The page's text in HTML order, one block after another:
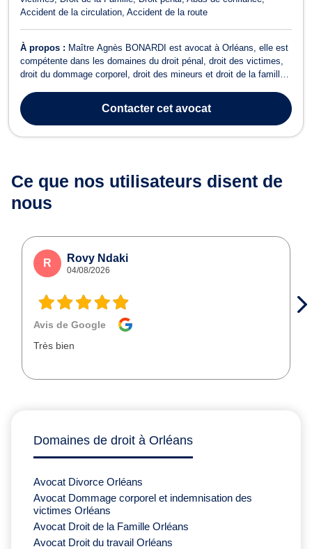
Accident de la circulation Accident de la route
À propos : Maître Agnès BONARDI est avocat à Orléans, elle est
compétente dans les domaines du droit pénal, droit des victimes,
droit du dommage corporel, droit des mineurs et droit de la famille.
pénales pour toutes procédures criminelles ou correctionnelles et
intervient ...
Contactercet avocat
Ce que nos utilisateurs disent de
nous
R Rovy Ndaki
04/08/2026
Avis de Google
Très bien
Domaines de droit à Orléans
Avocat Divorce Orléans
Avocat Dommage corporel et indemnisation des
victimes Orléans
Avocat Droit de la Famille Orléans
Avocat Droit du travail Orléans